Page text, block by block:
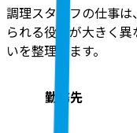
調理スタッフの仕事
られる役割が大きく異
いを整理します。
勤務先